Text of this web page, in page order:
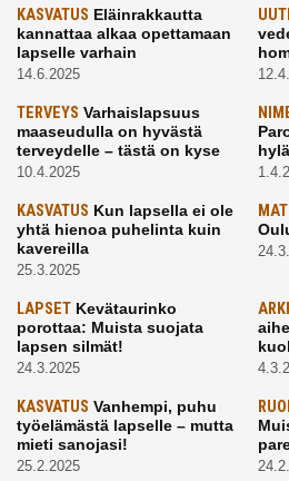
KASVATUS Eläinrakkautta
kannattaa alkaa opettamaan
lapselle varhain
14.6.2025
TERVEYS Varhaislapsuus
maaseudulla on hyvästä
terveydelle – tästä on kyse
10.4.2025
KASVATUS Kun lapsella ei ole
yhtä hienoa puhelinta kuin
kavereilla
25.3.2025
LAPSET Kevätaurinko
porottaa: Muista suojata
lapsen silmät!
24.3.2025
ARKI
KASVATUS Vanhempi, puhu
työelämästä lapselle – mutta
mieti sanojasi!
25.2.2025